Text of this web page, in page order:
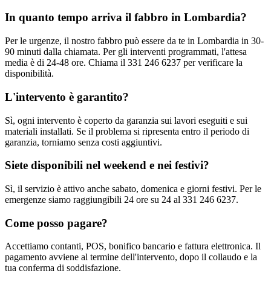
In quanto tempo arriva il fabbro in Lombardia?
Per le urgenze, il nostro fabbro può essere da te in Lombardia in 30-
90 minuti dalla chiamata. Per gli interventi programmati, l'attesa
media è di 24-48 ore. Chiama il 331 246 6237 per verificare la
disponibilità.
L'intervento è garantito?
Sì, ogni intervento è coperto da garanzia sui lavori eseguiti e sui
materiali installati. Se il problema si ripresenta entro il periodo di
garanzia, torniamo senza costi aggiuntivi.
Siete disponibili nel weekend e nei festivi?
Sì, il servizio è attivo anche sabato, domenica e giorni festivi. Per le
emergenze siamo raggiungibili 24 ore su 24 al 331 246 6237.
Come posso pagare?
Accettiamo contanti, POS, bonifico bancario e fattura elettronica. Il
pagamento avviene al termine dell'intervento, dopo il collaudo e la
tua conferma di soddisfazione.